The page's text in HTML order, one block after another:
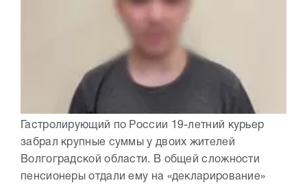
Гастролирующий по России 19-летний курьер
забрал крупные суммы у двоих жителей
Волгоградской области. В общей сложности
пенсионеры отдали ему на «декларирование»